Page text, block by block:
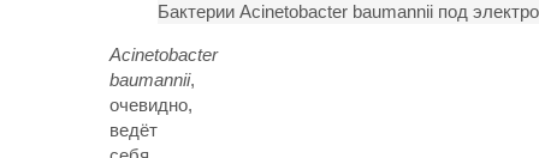
Бактерии Acinetobacter baumannii под
Acinetobacter
baumannii,
очевидно,
ведёт